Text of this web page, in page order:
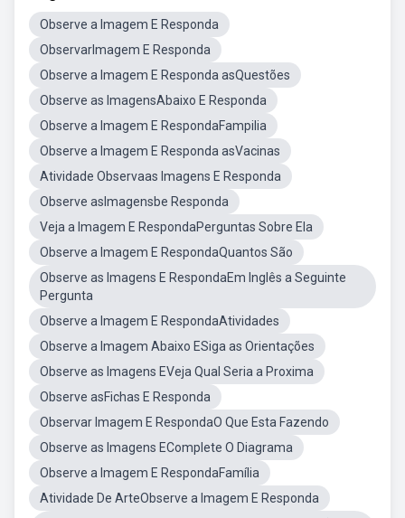
Observe a Imagem E Responda
ObservarImagem E Responda
Observe a Imagem E Responda asQuestões
Observe as ImagensAbaixo E Responda
Observe a Imagem E RespondaFampilia
Observe a Imagem E Responda asVacinas
Atividade Observaas Imagens E Responda
Observe asImagensbe Responda
Veja a Imagem E RespondaPerguntas Sobre Ela
Observe a Imagem E RespondaQuantos São
Observe as Imagens E RespondaEm Inglês a Seguinte
Pergunta
Observe a Imagem E RespondaAtividades
Observe a Imagem Abaixo ESiga as Orientações
Observe as Imagens EVeja Qual Seria a Proxima
Observe asFichas E Responda
Observar Imagem E RespondaO Que Esta Fazendo
Observe as Imagens EComplete O Diagrama
Observe a Imagem E RespondaFamília
Atividade De ArteObserve a Imagem E Responda